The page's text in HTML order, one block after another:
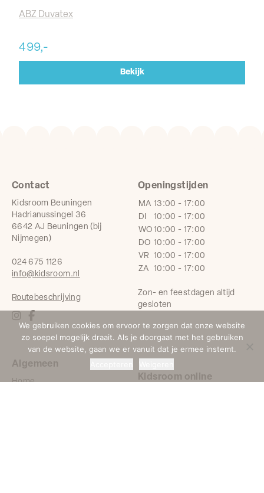
ABZ Duvatex
499,-
Bekijk
Algemeen
Home
Contact
Kidsroom Beuningen
Hadrianussingel 36
6642 AJ Beuningen (bij
Nijmegen)
024 675 1126
info@kidsroom.nl
Routebeschrijving
Openingstijden
MA 13:00 - 17:00
DI
10:00 - 17:00
WO 10:00 - 17:00
DO 10:00 - 17:00
VR 10:00 - 17:00
ZA 10:00 - 17:00
Zon- en feestdagen altijd
gesloten
Kidsroom online
We gebruiken cookies om ervoor te zorgen dat onze website
zo soepel mogelijk draait. Als je doorgaat met het gebruiken
van de website, gaan we er vanuit dat je ermee instemt.